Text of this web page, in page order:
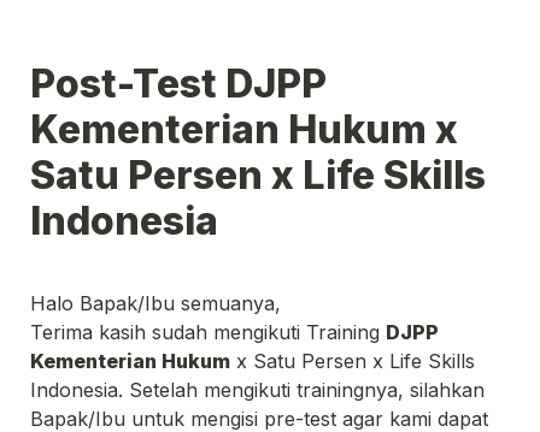
Post-Test DJPP
Kementerian Hukum x
Satu Persen x Life Skills
Terima kasih sudah mengikuti Training DJPP
Kementerian Hukum x Satu Persen x Life Skills
Indonesia. Setelah mengikuti trainingnya, silahkan
Bapak/Ibu untuk mengisi pre-test agar kami dapat